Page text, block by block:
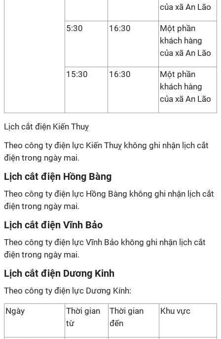
của xã An Lão
5:30 16:30
Một phần
khách hàng
của xã An Lão
15:30 16:30
Một phần
khách hàng
của xã An Lão
Lịch cắt điện Kiến Thuỵ
Theo công ty điện lực Kiến Thuỵ không ghi nhận lịch cắt
điện trong ngày mai.
Lịch cắt điện Hồng Bàng
Theo công ty điện lực Hồng Bàng không ghi nhận lịch cắt
điện trong ngày mai.
Lịch cắt điện Vĩnh Bảo
Theo công ty điện lực Vĩnh Bảo không ghi nhận lịch cắt
điện trong ngày mai.
Lịch cắt điện Dương Kinh
Theo công ty điện lực Dương Kính:
Ngày
Thời gian
từ
Thời gian
đến
Khu vực